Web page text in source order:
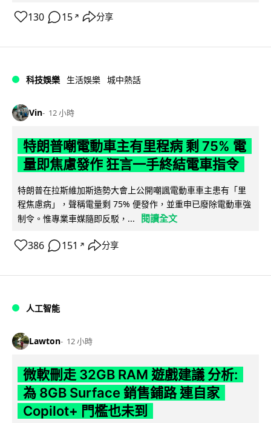
130 15 ↗ 分享
科技娛樂 生活娛樂 城中熱話
Vin 12 小時
特朗普嘲電動車主有里程病 剩 75% 電
量即焦慮發作 狂言一手終結電車指令
特朗普在拉斯維加斯造勢大會上公開嘲諷電動車車主患有「里
程焦慮病」，聲稱電量剩 75% 便發作，並重申已廢除電動車強
制令。惟專業車媒隨即反駁，...
閱讀全文
386 151 ↗ 分享
人工智能
Lawton 12 小時
微軟刪走 32GB RAM 遊戲建議 分析:
為 8GB Surface 銷售鋪路 連自家
Copilot+ 門檻也未到